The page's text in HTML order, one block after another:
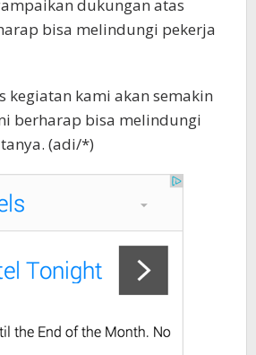
dukungan atas
bisa melindungi pekerja
kegiatan kami akan semakin
berharap bisa melindungi
(adi/*)